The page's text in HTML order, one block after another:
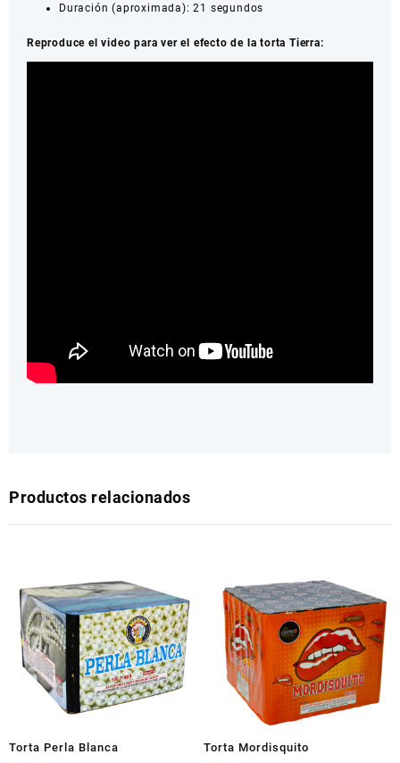
Duración (aproximada): 21 segundos
Reproduce el video para ver el efecto de la torta Tierra:
Productos relacionados
Torta Perla Blanca
Torta Mordisquito